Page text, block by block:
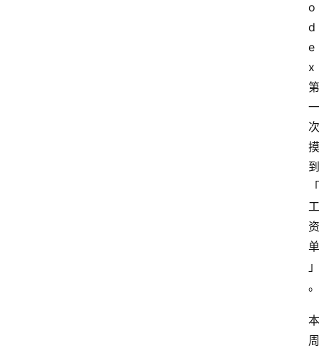
o
d
e
x
第
一
次
摸
到
「
工
资
单
」
。
本
周